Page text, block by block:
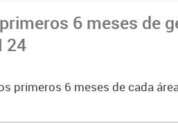
6 meses de
24
primeros 6 meses de cada